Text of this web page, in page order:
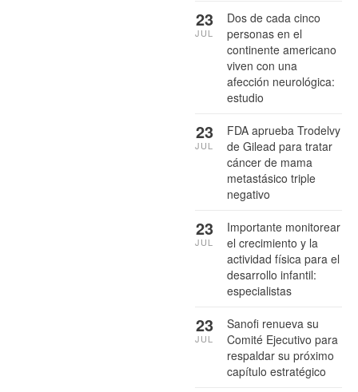
Dos de cada cinco
personas en el
continente americano
viven con una
afección neurológica:
estudio
23
JUL
FDA aprueba Trodelvy
de Gilead para tratar
cáncer de mama
metastásico triple
negativo
23
JUL
Importante monitorear
el crecimiento y la
actividad física para el
desarrollo infantil:
especialistas
23
JUL
Sanofi renueva su
Comité Ejecutivo para
respaldar su próximo
capítulo estratégico
23
JUL